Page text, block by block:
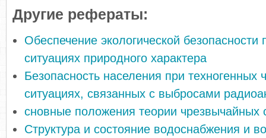
Другие рефераты:
Обеспечение экологической
ситуациях природного характера
Безопасность населения при техногенных
ситуациях, связанных с выбросами
сновные положения теории чрезвычайных
Структура и состояние водоснабжения и